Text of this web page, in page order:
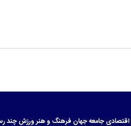
اقتصادیجامعهجهان فرهنگ و هنرورزشچند